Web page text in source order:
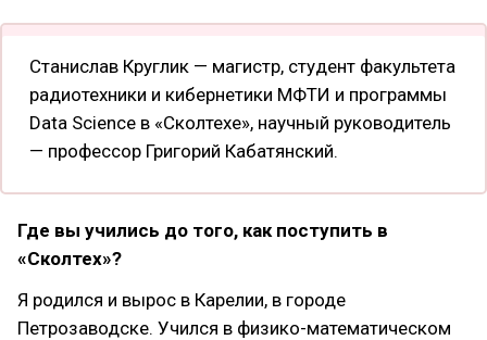
Станислав Круглик — магистр, студент факультета
радиотехники и кибернетики МФТИ и программы
Data Science в «Сколтехе», научный руководитель
— профессор Григорий Кабатянский.
Где вы учились до того, как поступить в
«Сколтех»?
Я родился и вырос в Карелии, в городе
Петрозаводске. Учился в физико-математическом